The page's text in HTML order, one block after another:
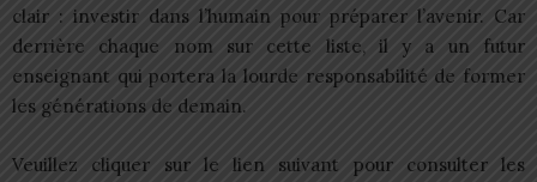
clair : investir dans l’humain pour préparer l’avenir. Car
derrière chaque nom sur cette liste, il y a un futur
enseignant qui portera la lourde responsabilité de former
les générations de demain.
Veuillez cliquer sur le lien suivant pour consulter les